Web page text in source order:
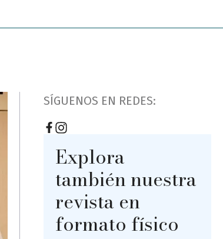
SÍGUENOS EN REDES:
Explora
también nuestra
revista en
formato físico